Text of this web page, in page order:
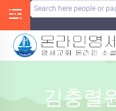
김충렬